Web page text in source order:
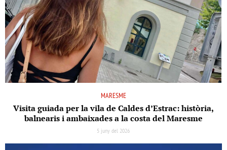
MARESME
Visita guiada per la vila de Caldes d’Estrac: història,
balnearis i ambaixades a la costa del Maresme
5 juny del 2026